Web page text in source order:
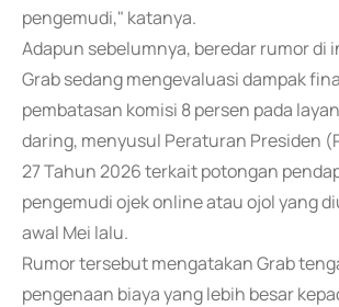
pengemudi," katanya.
Adapun sebelumnya, beredar rumor di
Grab sedang mengevaluasi dampak
pembatasan komisi 8 persen pada
daring, menyusul Peraturan Presiden
27 Tahun 2026 terkait potongan
pengemudi ojek online atau ojol yang
awal Mei lalu.
Rumor tersebut mengatakan Grab
pengenaan biaya yang lebih besar